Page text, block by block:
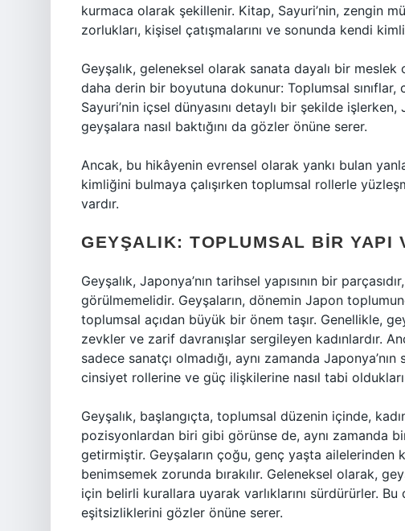
kurmaca olarak şekillenir. Kitap, Sayuri’nin, zengin
zorlukları, kişisel çatışmalarını ve sonunda kendi
Geyşalık, geleneksel olarak sanata dayalı bir meslek
daha derin bir boyutuna dokunur: Toplumsal
Sayuri’nin içsel dünyasını detaylı bir şekilde
geyşalara nasıl baktığını da gözler önüne serer.
Ancak, bu hikâyenin evrensel olarak yankı bulan
kimliğini bulmaya çalışırken toplumsal rollerle
vardır.
GEYŞALIK: TOPLUMSAL BIR YAPI
Geyşalık, Japonya’nın tarihsel yapısının bir
görülmemelidir. Geyşaların, dönemin Japon
toplumsal açıdan büyük bir önem taşır. Genellikle,
zevkler ve zarif davranışlar sergileyen kadınlardır.
sadece sanatçı olmadığı, aynı zamanda Japonya’nın
cinsiyet rollerine ve güç ilişkilerine nasıl tabi
Geyşalık, başlangıçta, toplumsal düzenin içinde,
pozisyonlardan biri gibi görünse de, aynı zamanda
getirmiştir. Geyşaların çoğu, genç yaşta ailelerinden
benimsemek zorunda bırakılır. Geleneksel olarak,
için belirli kurallara uyarak varlıklarını sürdürürler.
eşitsizliklerini gözler önüne serer.